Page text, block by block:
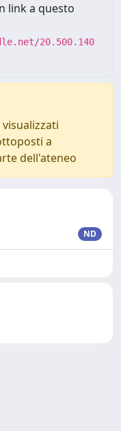
link a questo
20.500.140
a
dell'ateneo
ND